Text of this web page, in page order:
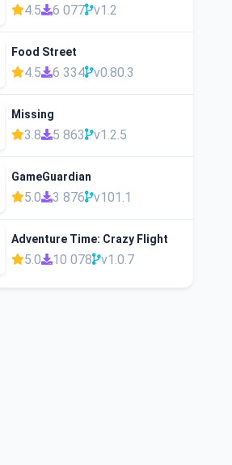
4.5 6 077 v1.2
Food Street
4.5 6 334 v0.80.3
Missing
3.8 5 863 v1.2.5
GameGuardian
5.0 3 876 v101.1
Adventure Time: Crazy Flight
5.0 10 078 v1.0.7